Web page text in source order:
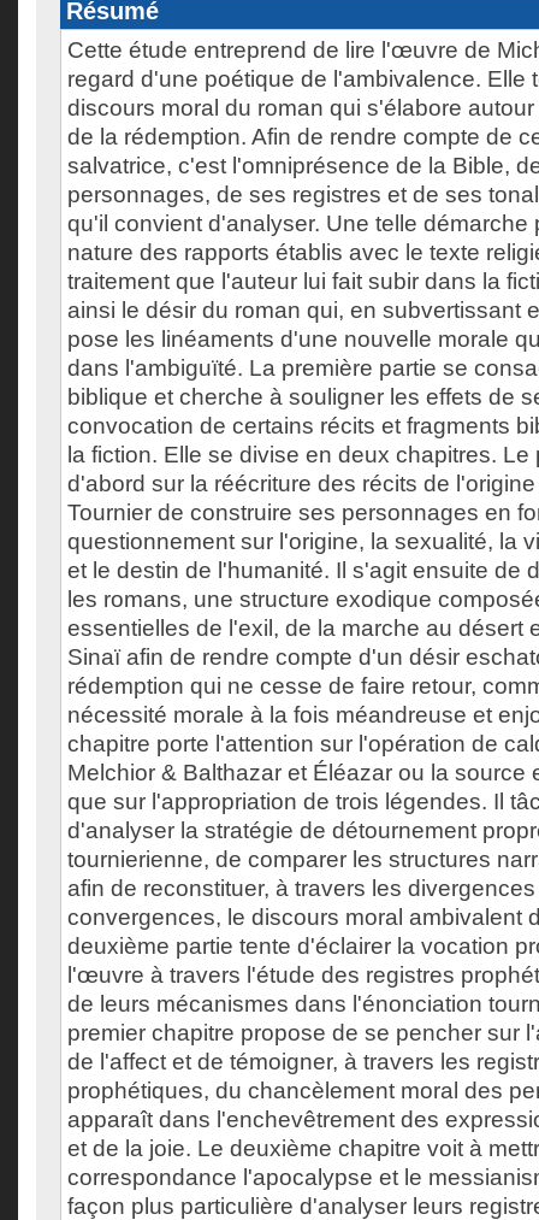
Résumé
Cette étude entreprend de lire l'œuvre de
regard d'une poétique de l'ambivalence. Elle
discours moral du roman qui s'élabore
de la rédemption. Afin de rendre compte de
salvatrice, c'est l'omniprésence de la Bible,
personnages, de ses registres et de ses
qu'il convient d'analyser. Une telle démarche
nature des rapports établis avec le texte
traitement que l'auteur lui fait subir dans la
ainsi le désir du roman qui, en subvertissant
pose les linéaments d'une nouvelle morale
dans l'ambiguïté. La première partie se
biblique et cherche à souligner les effets de
convocation de certains récits et fragments
la fiction. Elle se divise en deux chapitres. Le
d'abord sur la réécriture des récits de
Tournier de construire ses personnages en
questionnement sur l'origine, la sexualité, la
et le destin de l'humanité. Il s'agit ensuite de
les romans, une structure exodique
essentielles de l'exil, de la marche au désert
Sinaï afin de rendre compte d'un désir
rédemption qui ne cesse de faire retour,
nécessité morale à la fois méandreuse et
chapitre porte l'attention sur l'opération de
Melchior & Balthazar et Éléazar ou la source
que sur l'appropriation de trois légendes. Il
d'analyser la stratégie de détournement
tournierienne, de comparer les structures
afin de reconstituer, à travers les
convergences, le discours moral ambivalent
deuxième partie tente d'éclairer la vocation
l'œuvre à travers l'étude des registres
de leurs mécanismes dans l'énonciation
premier chapitre propose de se pencher sur
de l'affect et de témoigner, à travers les
prophétiques, du chancèlement moral des
apparaît dans l'enchevêtrement des
et de la joie. Le deuxième chapitre voit à
correspondance l'apocalypse et le
façon plus particulière d'analyser leurs